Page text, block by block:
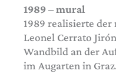
1989 – mural
1989 realisierte der
Leonel Cerrato
Wandbild an der
im Augarten in